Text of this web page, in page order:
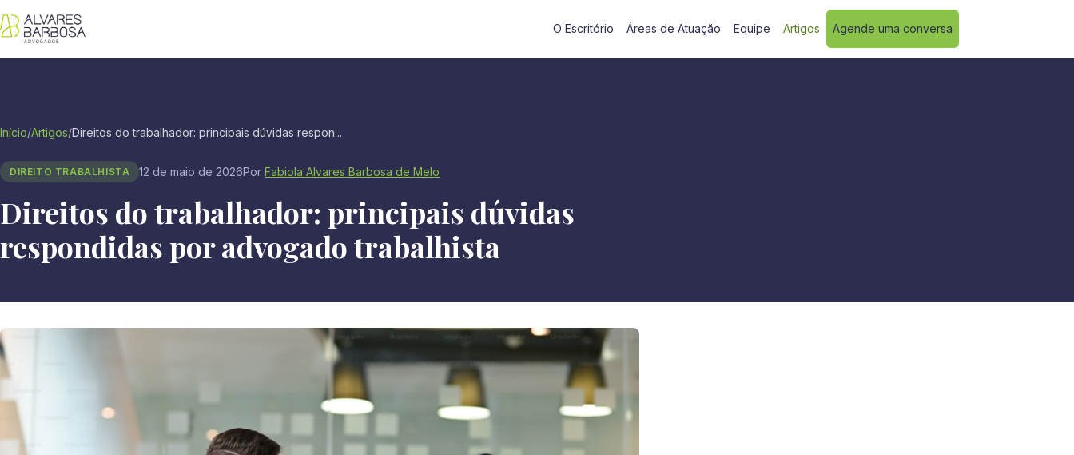
O Escritório Áreas de Atuação Equipe Artigos Agende uma conversa
Início/Artigos/Direitos do trabalhador: principais dúvidas respon...
DIREITO TRABALHISTA 12 de maio de 2026PorFabiola Alvares Barbosa de Melo
Direitos do trabalhador: principais dúvidas
respondidas por advogado trabalhista